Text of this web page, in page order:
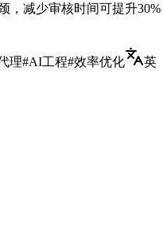
，减少审核时间可提升30%
理#AI工程#效率优化
英